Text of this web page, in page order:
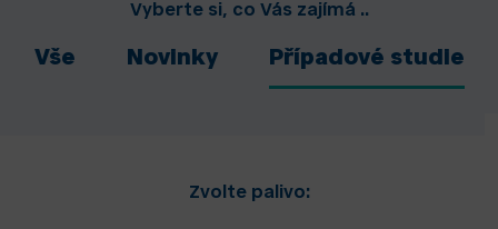
Vyberte si, co Vás zajímá ..
Vše Novinky Případové studie
Zvolte palivo: